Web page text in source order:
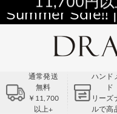
11,700円
Summer Sale!!
通常発送
無料
￥11,700
以上+
ハンド
ド
リーズ
ルで高